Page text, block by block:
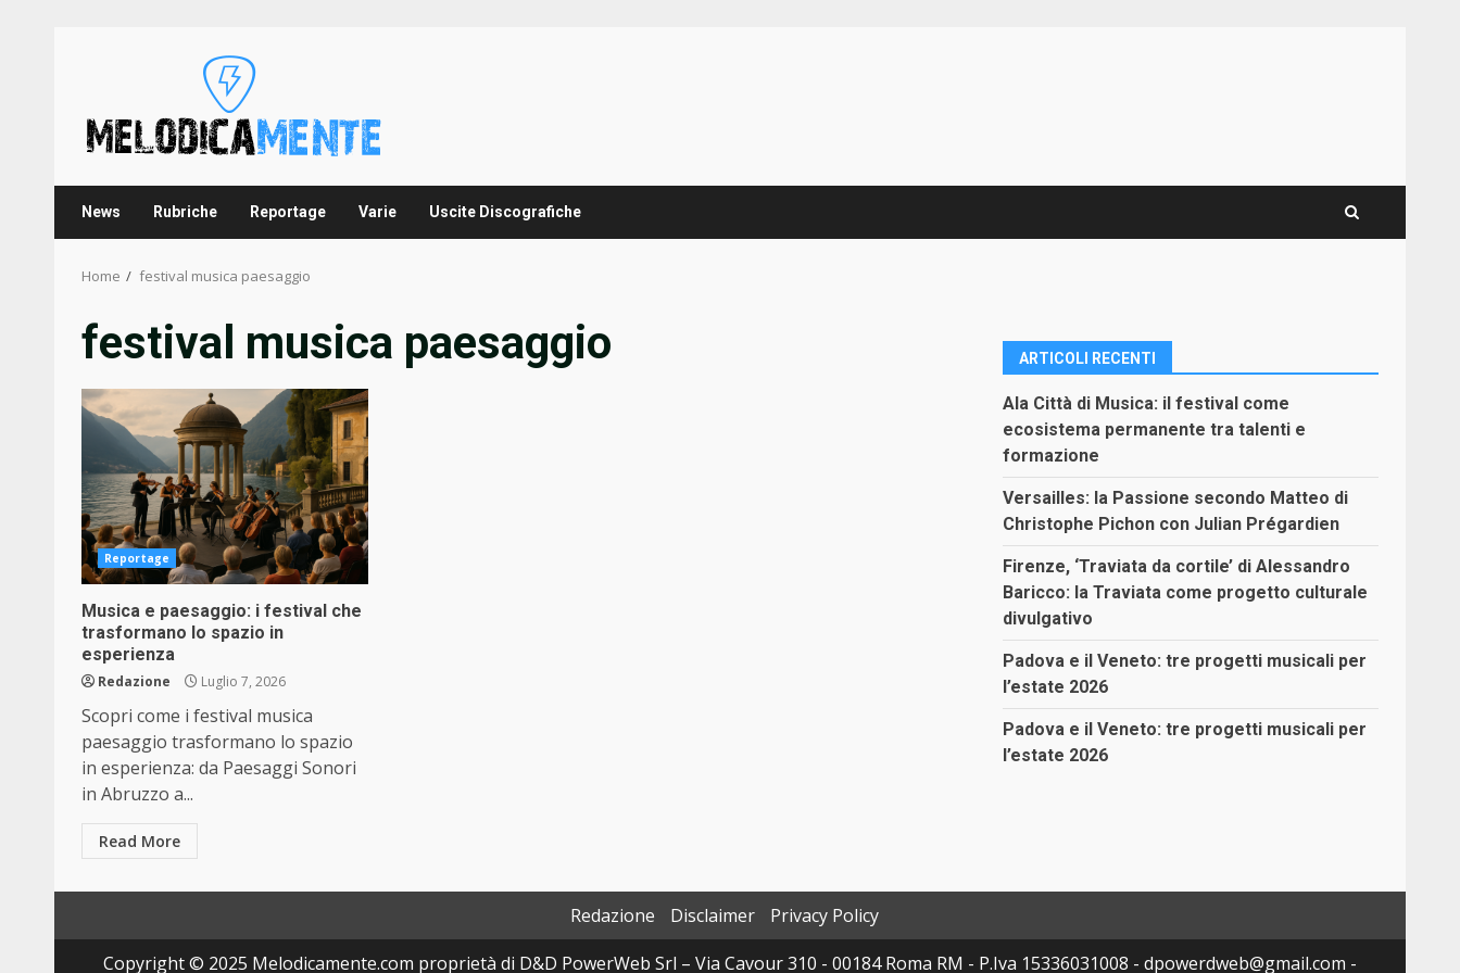
News Rubriche Reportage Varie Uscite Discografiche
Home festival musica paesaggio
festival musica paesaggio
Reportage
Musica e paesaggio: i festival che
trasformano lo spazio in
esperienza
Redazione Luglio 7, 2026
Scopri come i festival musica
paesaggio trasformano lo spazio
in esperienza: da Paesaggi Sonori
in Abruzzo a...
Read More
ARTICOLI RECENTI
Ala Città di Musica: il festival come
ecosistema permanente tra talenti e
formazione
Versailles: la Passione secondo Matteo di
Christophe Pichon con Julian Prégardien
Firenze, ‘Traviata da cortile’ di Alessandro
Baricco: la Traviata come progetto culturale
divulgativo
Padova e il Veneto: tre progetti musicali per
l’estate 2026
Padova e il Veneto: tre progetti musicali per
l’estate 2026
Redazione Disclaimer
Privacy Policy
Copyright © 2025 Melodicamente.com proprietà di D&D PowerWeb Srl – Via Cavour 310 - 00184 Roma RM - P.Iva 15336031008 - dpowerdweb@gmail.com -